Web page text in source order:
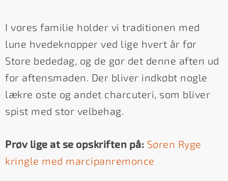
I vores familie holder vi traditionen med
lune hvedeknopper ved lige hvert år før
Store bededag, og de gør det denne aften ud
for aftensmaden. Der bliver indkøbt nogle
lækre oste og andet charcuteri, som bliver
spist med stor velbehag.
Prøv lige at se opskriften på: Søren Ryge
kringle med marcipanremonce